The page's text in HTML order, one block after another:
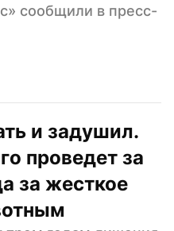
сообщили в пресс-
и задушил.
проведет за
за жесткое